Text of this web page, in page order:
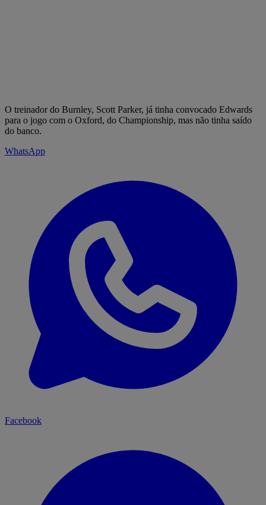
O treinador do Burnley, Scott Parker, já tinha convocado Edwards
para o jogo com o Oxford, do Championship, mas não tinha saído
do banco.
WhatsApp
Facebook